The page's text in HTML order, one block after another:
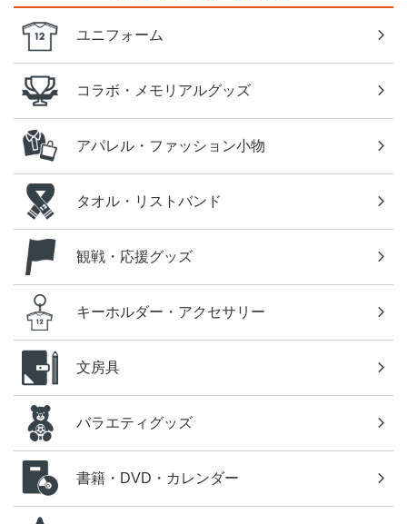
ユニフォーム
コラボ・メモリアルグッズ
アパレル・ファッション小物
タオル・リストバンド
観戦・応援グッズ
キーホルダー・アクセサリー
文房具
バラエティグッズ
書籍・DVD・カレンダー